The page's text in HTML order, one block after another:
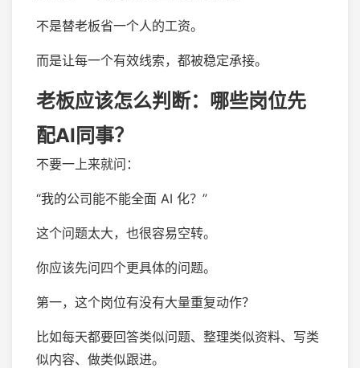
不是替老板省一个人的工资。
而是让每一个有效线索，都被稳定承接。
老板应该怎么判断：哪些岗位先
配AI同事？
不要一上来就问：
“我的公司能不能全面 AI 化？”
这个问题太大，也很容易空转。
你应该先问四个更具体的问题。
第一，这个岗位有没有大量重复动作？
比如每天都要回答类似问题、整理类似资料、写类
似内容、做类似跟进。